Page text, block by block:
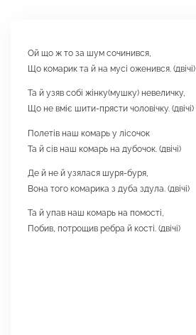
Ой що ж то за шум сочинився,
Що комарик та й на мусі оженився. (двічі)
Та й узяв собі жінку(мушку) невеличку,
Що не вміє шити-прясти чоловічку. (двічі)
Полетів наш комарь у лісочок
Та й сів наш комарь на дубочок. (двічі)
Де й не й узялася шуря-буря,
Вона того комарика з дуба здула. (двічі)
Та й упав наш комарь на помості,
Побив, потрощив ребра й кості. (двічі)